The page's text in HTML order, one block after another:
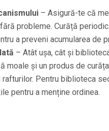
– Asigură-te că
probleme. Curăță
a preveni acumularea de
– Atât ușa, cât și
moale și un produs de
rafturilor. Pentru biblioteca
pentru a menține ordinea.